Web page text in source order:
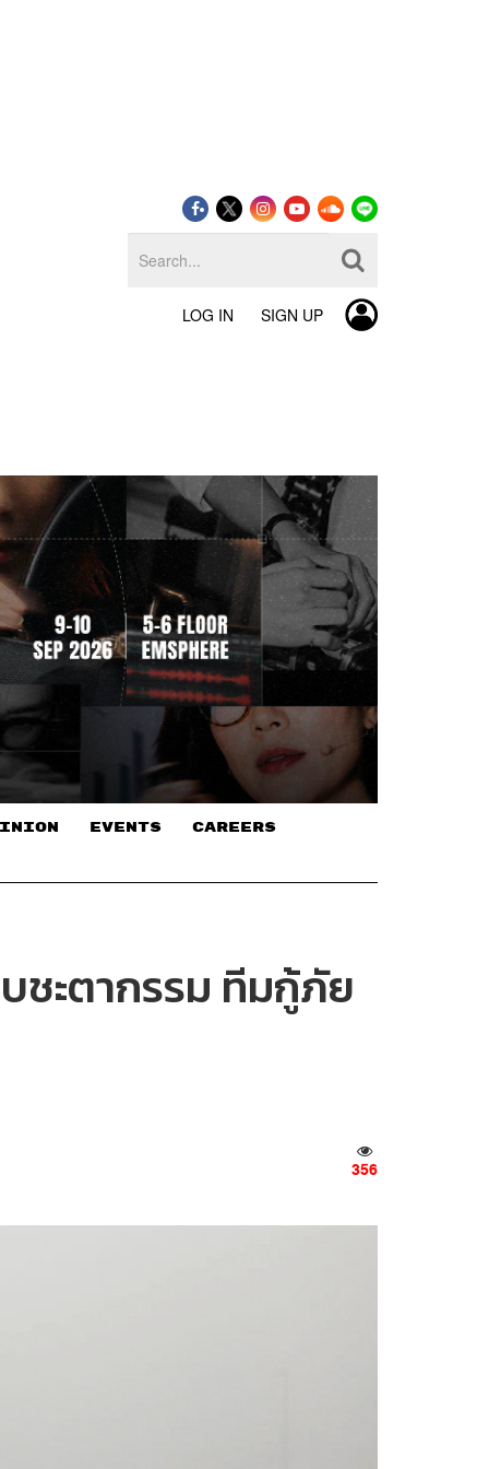
LOG IN SIGN UP
EVENTS CAREERS
ชะตากรรม ทีมกู้ภัย
356